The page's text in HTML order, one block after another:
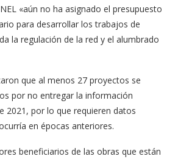
«aún no ha asignado el presupuesto
para desarrollar los trabajos de
la regulación de la red y el alumbrado
que al menos 27 proyectos se
​​por no entregar la información
2021, por lo que requieren datos
en épocas anteriores.
beneficiarios de las obras que están